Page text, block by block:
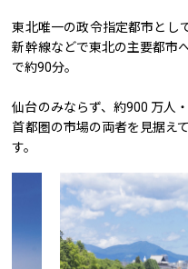
東北唯一の政令指定都市とし
新幹線などで東北の主要都市
で約90分。
仙台のみならず、約900 万人
首都圏の市場の両者を見据え
す。